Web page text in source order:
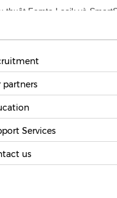
hảo.
và SmartSulfACE đem
sai bậc cao sau phẫu
partners